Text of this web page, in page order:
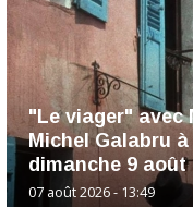
"Le viager" avec
Michel Galabru
dimanche 9 août
07 août 2026 - 13:49